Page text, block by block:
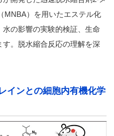
MNBA）を用いたエステル化
の影響の実験的検証、生命
。脱水縮合反応の理解を深
インとの細胞内有機化学